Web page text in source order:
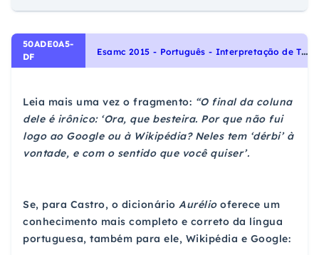
50ADE0A5-
DF
E
samc 2015 - Português - Interpretação de Textos, Noções Gerais de Compreensão e Interpretação de Texto
Leia mais uma vez o fragmento: “O final da coluna
dele é irônico: ‘Ora, que besteira. Por que não fui
logo ao Google ou à Wikipédia? Neles tem ‘dérbi’ à
vontade, e com o sentido que você quiser’.
Se, para Castro, o dicionário Auréliooferece um
conhecimento mais completo e correto da língua
portuguesa, também para ele, Wikipédia e Google: